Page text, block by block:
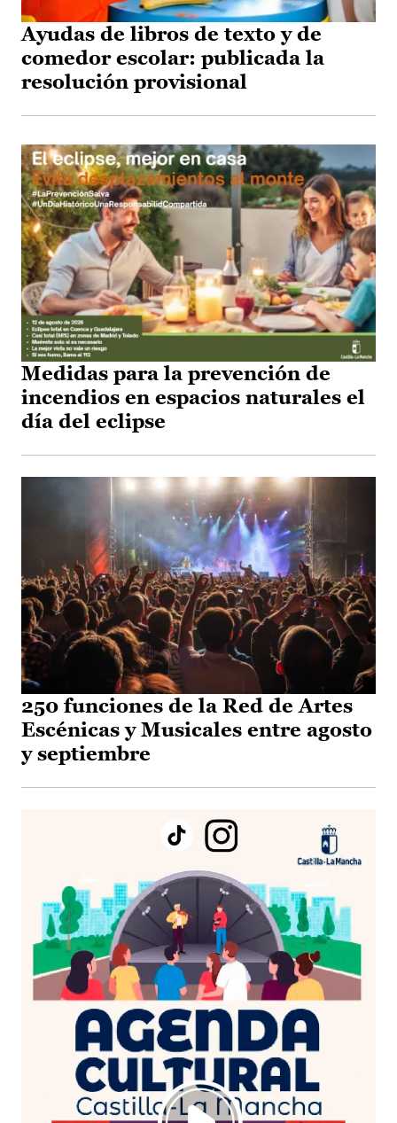
Ayudas de libros de texto y de
comedor escolar: publicada la
resolución provisional
Medidas para la prevención de
incendios en espacios naturales el
día del eclipse
250 funciones de la Red de Artes
Escénicas y Musicales entre agosto
y septiembre